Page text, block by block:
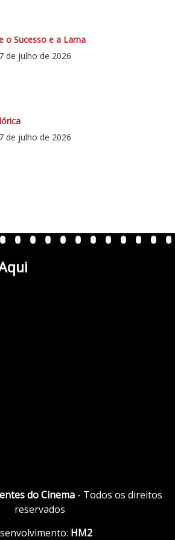
o Sucesso e a Lama
de julho de 2026
de julho de 2026
do Cinema - Todos os direitos
reservados
HM2